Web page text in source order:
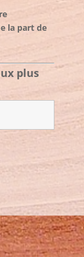
la part de
plus